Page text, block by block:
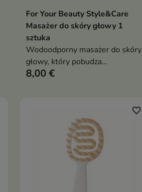
Dodaj do koszyka
For Your Beauty Style&Care
Masażer do skóry głowy 1
sztuka
Wodoodporny masażer do skóry
głowy, który pobudza
mikrokrążenie, oczyszcza skalp i
8,00 €
favorite_border